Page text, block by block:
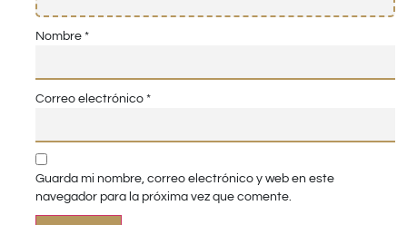
Nombre *
Correo electrónico *
Guarda mi nombre, correo electrónico y web en este
navegador para la próxima vez que comente.